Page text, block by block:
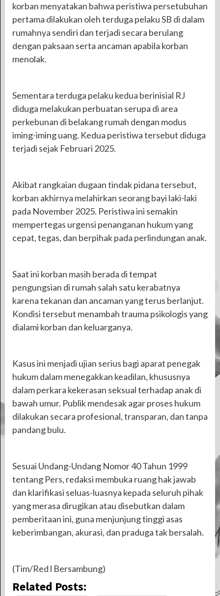
korban menyatakan bahwa peristiwa persetubuhan
pertama dilakukan oleh terduga pelaku SB di dalam
rumahnya sendiri dan terjadi secara berulang
dengan paksaan serta ancaman apabila korban
menolak.
Sementara terduga pelaku kedua berinisial RJ
diduga melakukan perbuatan serupa di area
perkebunan di belakang rumah dengan modus
iming-iming uang. Kedua peristiwa tersebut diduga
terjadi sejak Februari 2025.
Akibat rangkaian dugaan tindak pidana tersebut,
korban akhirnya melahirkan seorang bayi laki-laki
pada November 2025. Peristiwa ini semakin
mempertegas urgensi penanganan hukum yang
cepat, tegas, dan berpihak pada perlindungan anak.
Saat ini korban masih berada di tempat
pengungsian di rumah salah satu kerabatnya
karena tekanan dan ancaman yang terus berlanjut.
Kondisi tersebut menambah trauma psikologis yang
dialami korban dan keluarganya.
Kasus ini menjadi ujian serius bagi aparat penegak
hukum dalam menegakkan keadilan, khususnya
dalam perkara kekerasan seksual terhadap anak di
bawah umur. Publik mendesak agar proses hukum
dilakukan secara profesional, transparan, dan tanpa
pandang bulu.
Sesuai Undang-Undang Nomor 40 Tahun 1999
tentang Pers, redaksi membuka ruang hak jawab
dan klarifikasi seluas-luasnya kepada seluruh pihak
yang merasa dirugikan atau disebutkan dalam
pemberitaan ini, guna menjunjung tinggi asas
keberimbangan, akurasi, dan praduga tak bersalah.
(Tim/Red l Bersambung)
Related Posts: